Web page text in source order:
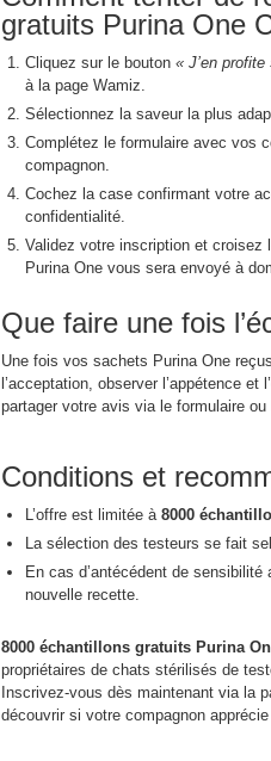
gratuits Purina One
Cliquez sur le bouton « J’en profite
à la page Wamiz.
Sélectionnez la saveur la plus
Complétez le formulaire avec vos
compagnon.
Cochez la case confirmant votre
confidentialité.
Validez votre inscription et
Purina One vous sera envoyé à
Que faire une fois
Une fois vos sachets Purina One
l’acceptation, observer l’appétence
partager votre avis via le formulaire
Conditions et
L’offre est limitée à 8000
La sélection des testeurs se fait
En cas d’antécédent de
nouvelle recette.
8000 échantillons gratuits Purina
propriétaires de chats stérilisés de
Inscrivez-vous dès maintenant via la
découvrir si votre compagnon